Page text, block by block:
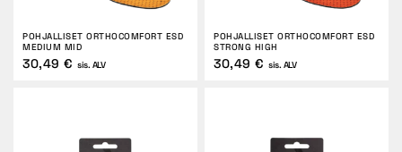
POHJALLISET ORTHOCOMFORT ESD
MEDIUM MID
30,49 € sis. ALV
POHJALLISET ORTHOCOMFORT ESD
STRONG HIGH
30,49 € sis. ALV